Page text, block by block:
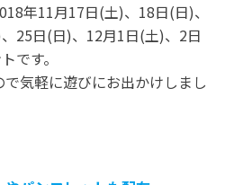
年11月17日(土)、18日(日)、
25日(日)、12月1日(土)、2日
です。
気軽に遊びにお出かけしまし